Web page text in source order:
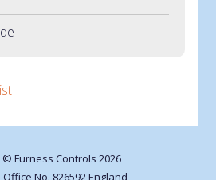
Furness Controls 2026
No. 826592 England